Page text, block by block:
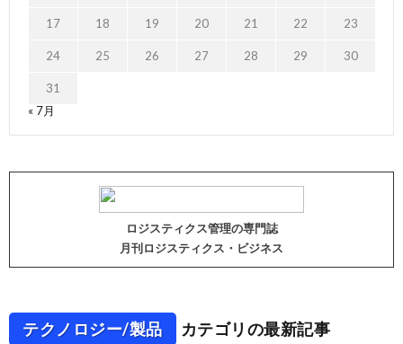
17 18 19 20 21 22 23
24 25 26 27 28 29 30
31
« 7月
ロジスティクス管理の専門誌
月刊ロジスティクス・ビジネス
テクノロジー/製品 カテゴリの最新記事